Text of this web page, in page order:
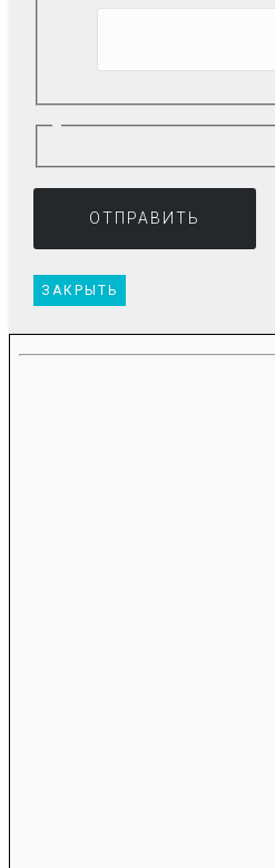
ЗАКРЫТЬ